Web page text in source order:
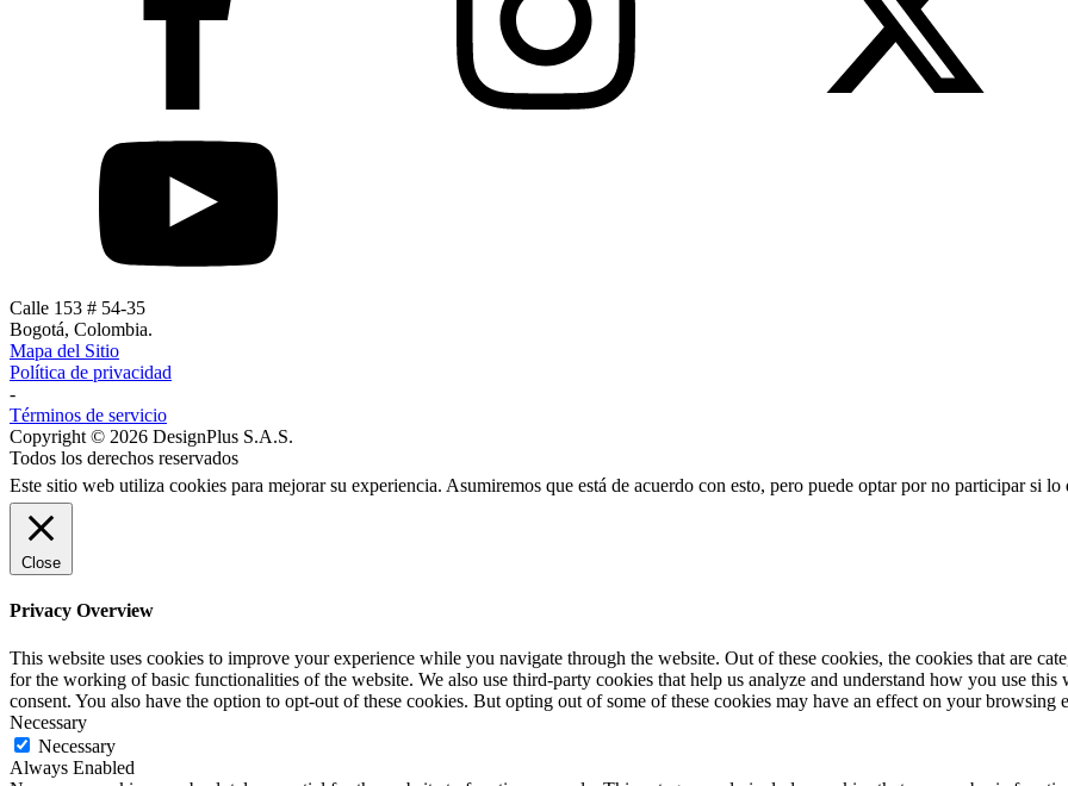
Calle 153 # 54-35
Bogotá, Colombia.
Mapa del Sitio
Política de privacidad
-
Términos de servicio
Copyright © 2026 DesignPlus S.A.S.
Todos los derechos reservados
Este sitio web utiliza cookies para mejorar su experiencia. Asumiremos que está de acuerdo con esto, pero puede optar por no participar si lo
Close
Privacy Overview
This website uses cookies to improve your experience while you navigate through the website. Out of these cookies, the cookies that are
for the working of basic functionalities of the website. We also use third-party cookies that help us analyze and understand how you use
consent. You also have the option to opt-out of these cookies. But opting out of some of these cookies may have an effect on your browsing
Necessary
Necessary
Always Enabled